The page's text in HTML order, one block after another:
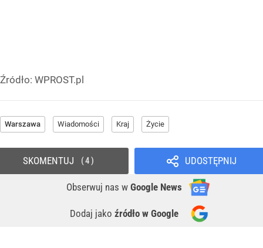
Źródło: WPROST.pl
Warszawa Wiadomości Kraj Życie
UDOSTĘPNIJ
Obserwuj nas w Google News
Dodaj jako źródło w Google
SKOMENTUJ 4